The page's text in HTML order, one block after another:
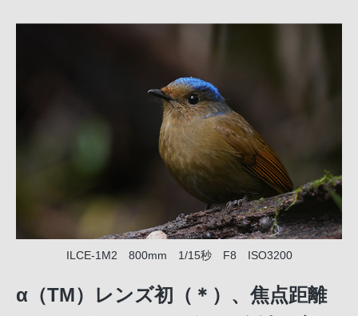
ILCE-1M2 800mm 1/15秒 F8 ISO3200
α（TM）レンズ初（＊）、焦点距離